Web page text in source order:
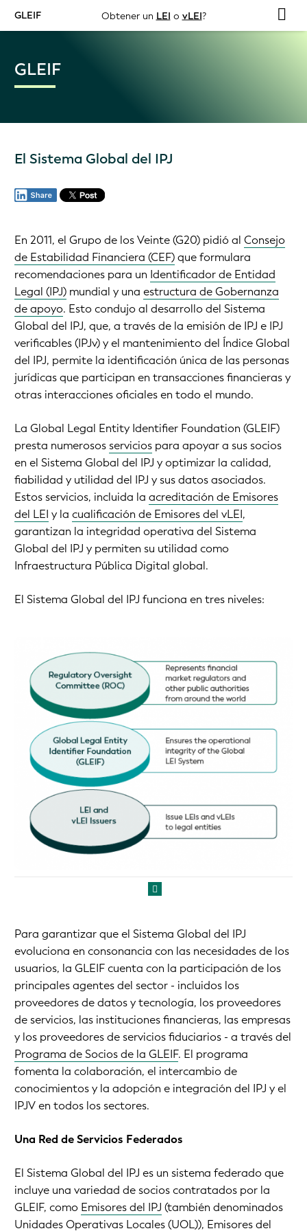
GLEIF Obtener un LEI o vLEI?
GLEIF
El Sistema Global del IPJ
En 2011, el Grupo de los Veinte (G20) pidió al Consejo
de Estabilidad Financiera (CEF)que formulara
recomendaciones para un Identificador de Entidad
Legal (IPJ) mundial y una estructura de Gobernanza
de apoyo. Esto condujo al desarrollo del Sistema
Global del IPJ, que, a través de la emisión de IPJ e IPJ
verificables (IPJv) y el mantenimiento del Índice Global
del IPJ, permite la identificación única de las personas
jurídicas que participan en transacciones financieras y
otras interacciones oficiales en todo el mundo.
La Global Legal Entity Identifier Foundation (GLEIF)
presta numerososservicios para apoyar a sus socios
en el Sistema Global del IPJ y optimizar la calidad,
fiabilidad y utilidad del IPJ y sus datos asociados.
Estos servicios, incluida la acreditación de Emisores
del LEI y la cualificación de Emisores del vLEI,
garantizan la integridad operativa del Sistema
Global del IPJ y permiten su utilidad como
Infraestructura Pública Digital global.
El Sistema Global del IPJ funciona en tres niveles:
Para garantizar que el Sistema Global del IPJ
evoluciona en consonancia con las necesidades de los
usuarios, la GLEIF cuenta con la participación de los
principales agentes del sector - incluidos los
proveedores de datos y tecnología, los proveedores
de servicios, las instituciones financieras, las empresas
y los proveedores de servicios fiduciarios - a través del
Programa de Socios de la GLEIF. El programa
fomenta la colaboración, el intercambio de
conocimientos y la adopción e integración del IPJ y el
IPJV en todos los sectores.
Una Red de Servicios Federados
El Sistema Global del IPJ es un sistema federado que
incluye una variedad de socios contratados por la
GLEIF, como Emisores del IPJ (también denominados
Unidades Operativas Locales (UOL)), Emisores del